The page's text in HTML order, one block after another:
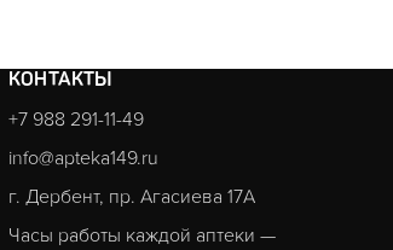
КОНТАКТЫ
+7 988 291-11-49
info@apteka149.ru
г. Дербент, пр. Агасиева 17А
Часы работы каждой аптеки —